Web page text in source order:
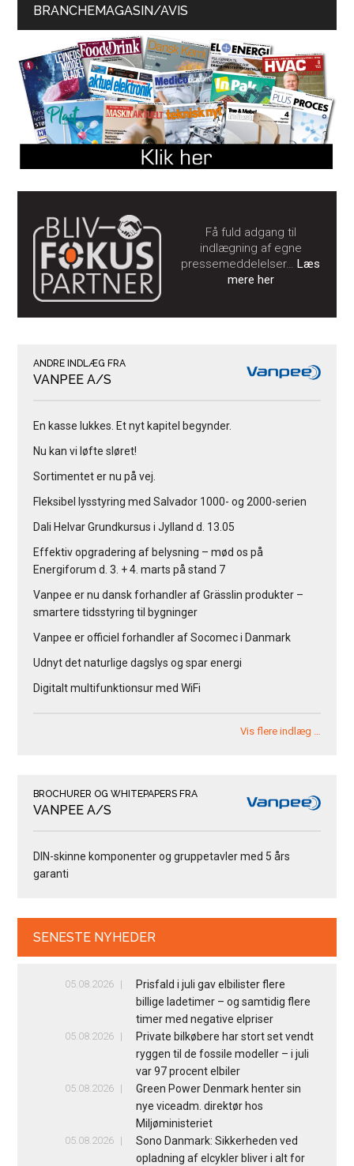
BRANCHEMAGASIN/AVIS
Få fuld adgang til
indlægning af egne
pressemeddelelser…Læs
mere her
ANDRE INDLÆG FRA
VANPEE A/S
En kasse lukkes. Et nyt kapitel begynder.
Nu kan vi løfte sløret!
Sortimentet er nu på vej.
Fleksibel lysstyring med Salvador 1000- og 2000-serien
Dali Helvar Grundkursus i Jylland d. 13.05
Effektiv opgradering af belysning – mød os på
Energiforum d. 3. + 4. marts på stand 7
Vanpee er nu dansk forhandler af Grässlin produkter –
smartere tidsstyring til bygninger
Vanpee er officiel forhandler af Socomec i Danmark
Udnyt det naturlige dagslys og spar energi
Digitalt multifunktionsur med WiFi
Vis flere indlæg …
BROCHURER OG WHITEPAPERS FRA
VANPEE A/S
DIN-skinne komponenter og gruppetavler med 5 års
garanti
SENESTE NYHEDER
05.08.2026
Prisfald i juli gav elbilister flere
billige ladetimer – og samtidig flere
timer med negative elpriser
05.08.2026
Private bilkøbere har stort set vendt
ryggen til de fossile modeller – i juli
var 97 procent elbiler
05.08.2026
Green Power Denmark henter sin
nye viceadm. direktør hos
Miljøministeriet
05.08.2026
Sono Danmark: Sikkerheden ved
opladning af elcykler bliver i alt for